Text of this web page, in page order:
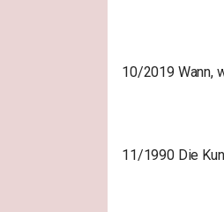
10/2019 Wann,
11/1990 Die